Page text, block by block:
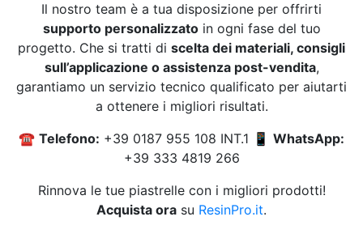
Il nostro team è a tua disposizione per offrirti
supporto personalizzatoin ogni fase del tuo
progetto. Che si tratti di scelta dei materiali, consigli
sull’applicazione o assistenza post-vendita,
garantiamo un servizio tecnico qualificato per aiutarti
a ottenere i migliori risultati.
☎ Telefono: +39 0187 955 108 INT.1 📱 WhatsApp:
+39 333 4819 266
Rinnova le tue piastrelle con i migliori prodotti!
Acquista ora su ResinPro.it.